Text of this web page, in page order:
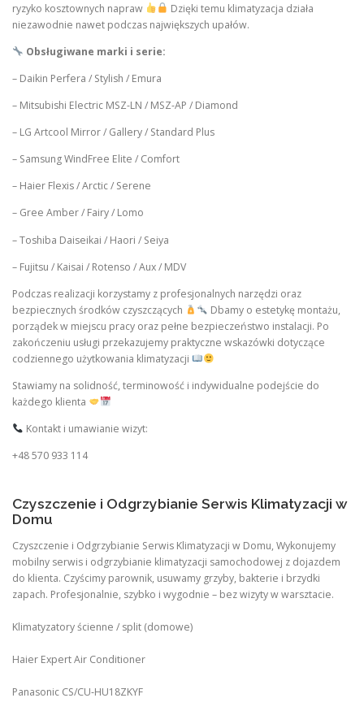
ryzyko kosztownych napraw
Dzięki temu klimatyzacja działa
niezawodnie nawet podczas największych upałów.
Obsługiwane marki i serie:
– Daikin Perfera / Stylish / Emura
– Mitsubishi Electric MSZ-LN / MSZ-AP / Diamond
– LG Artcool Mirror / Gallery / Standard Plus
– Samsung WindFree Elite / Comfort
– Haier Flexis / Arctic / Serene
– Gree Amber / Fairy / Lomo
– Toshiba Daiseikai / Haori / Seiya
– Fujitsu / Kaisai / Rotenso / Aux / MDV
Podczas realizacji korzystamy z profesjonalnych narzędzi oraz
bezpiecznych środków czyszczących
Dbamy o estetykę montażu,
porządek w miejscu pracy oraz pełne bezpieczeństwo instalacji. Po
zakończeniu usługi przekazujemy praktyczne wskazówki dotyczące
codziennego użytkowania klimatyzacji
Stawiamy na solidność, terminowość i indywidualne podejście do
każdego klienta
Kontakt i umawianie wizyt:
+48 570 933 114
Czyszczenie i Odgrzybianie Serwis Klimatyzacji w
Domu
Czyszczenie i Odgrzybianie Serwis Klimatyzacji w Domu, Wykonujemy
mobilny serwis i odgrzybianie klimatyzacji samochodowej z dojazdem
do klienta. Czyścimy parownik, usuwamy grzyby, bakterie i brzydki
zapach. Profesjonalnie, szybko i wygodnie – bez wizyty w warsztacie.
Klimatyzatory ścienne / split (domowe)
Haier Expert Air Conditioner
Panasonic CS/CU‑HU18ZKYF